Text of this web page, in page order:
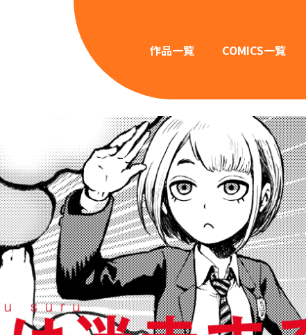
作品一覧 COMICS一覧